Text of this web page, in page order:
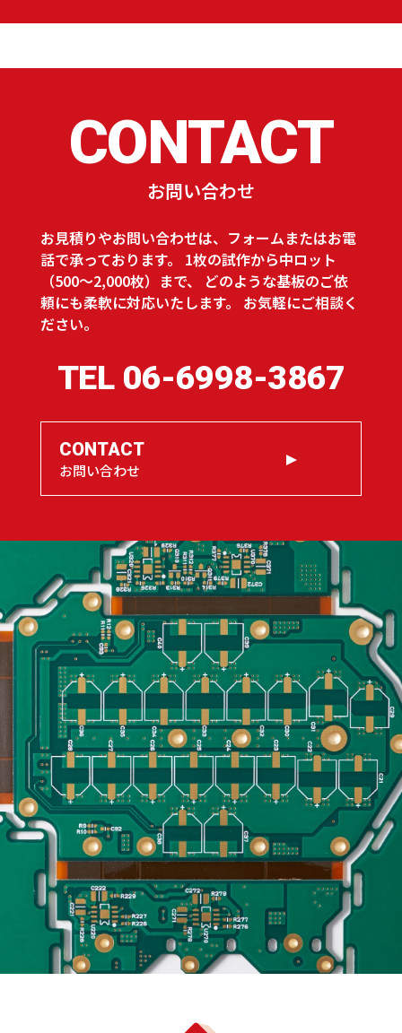
CONTACT
お問い合わせ
お見積りやお問い合わせは、フォームまたはお電
話で承っております。
1枚の試作から中ロット
（500～2,000枚）まで、
どのような基板のご依
頼にも柔軟に対応いたします。
お気軽にご相談く
ださい。
TEL06-6998-3867
CONTACT
お問い合わせ